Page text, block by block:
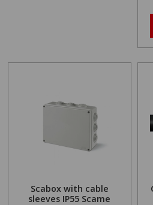
Scabox with cable
sleeves IP55 Scame